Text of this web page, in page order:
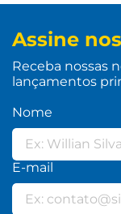
Assine
Receba nossas
lançamentos
Nome
E-mail